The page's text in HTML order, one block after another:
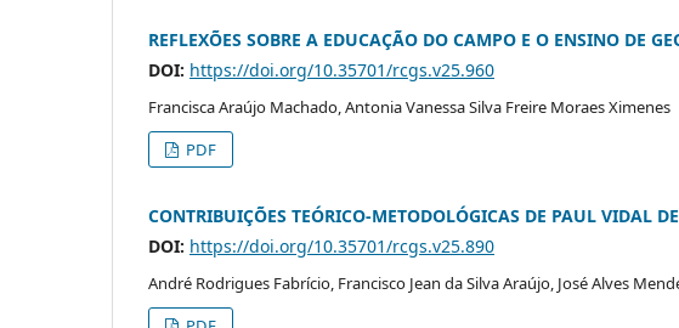
REFLEXÕES SOBRE A EDUCAÇÃO DO CAMPO E O ENSINO DE
DOI: https://doi.org/10.35701/rcgs.v25.960
Francisca Araújo Machado, Antonia Vanessa Silva Freire Moraes Ximenes
PDF
CONTRIBUIÇÕES TEÓRICO-METODOLÓGICAS DE PAUL VIDAL
DOI: https://doi.org/10.35701/rcgs.v25.890
André Rodrigues Fabrício, Francisco Jean da Silva Araújo, José Alves